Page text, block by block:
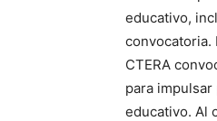
educativo,
convocatoria.
CTERA
para
educativo. Al